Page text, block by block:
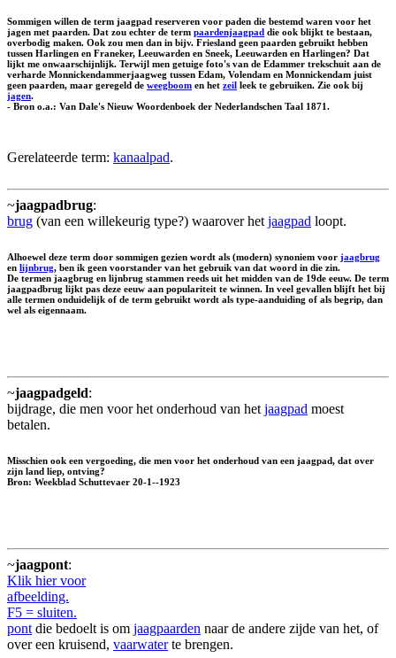
Sommigen willen de term jaagpad reserveren voor paden die bestemd waren voor het
jagen met paarden. Dat zou echter de term paardenjaagpad die ook blijkt te bestaan,
overbodig maken. Ook zou men dan in bijv. Friesland geen paarden gebruikt hebben
tussen Harlingen en Franeker, Leeuwarden en Sneek, Leeuwarden en Harlingen? Dat
lijkt me onwaarschijnlijk. Terwijl men getuige foto's van de Edammer trekschuit aan de
verharde Monnickendammerjaagweg tussen Edam, Volendam en Monnickendam juist
geen paarden, maar geregeld de weegboom en het zeil leek te gebruiken. Zie ook bij
jagen.
- Bron o.a.: Van Dale's Nieuw Woordenboek der Nederlandschen Taal 1871.
Gerelateerde term: kanaalpad.
~jaagpadbrug:
brug (van een willekeurig type?) waarover het jaagpad loopt.
Alhoewel deze term door sommigen gezien wordt als (modern) synoniem voor jaagbrug
en lijnbrug, ben ik geen voorstander van het gebruik van dat woord in die zin.
De termen jaagbrug en lijnbrug stammen reeds uit het midden van de 19de eeuw. De term
jaagpadbrug lijkt pas deze eeuw aan populariteit te winnen. In veel gevallen blijft het bij
alle termen onduidelijk of de term gebruikt wordt als type-aanduiding of als begrip, dan
wel als eigennaam.
~jaagpadgeld:
bijdrage, die men voor het onderhoud van het jaagpad moest
betalen.
Misschien ook een vergoeding, die men voor het onderhoud van een jaagpad, dat over
zijn land liep, ontving?
Bron: Weekblad Schuttevaer 20-1--1923
~jaagpont:
Klik hier voor
afbeelding.
F5 = sluiten.
pont die bedoelt is om jaagpaarden naar de andere zijde van het, of
over een kruisend, vaarwaterte brengen.